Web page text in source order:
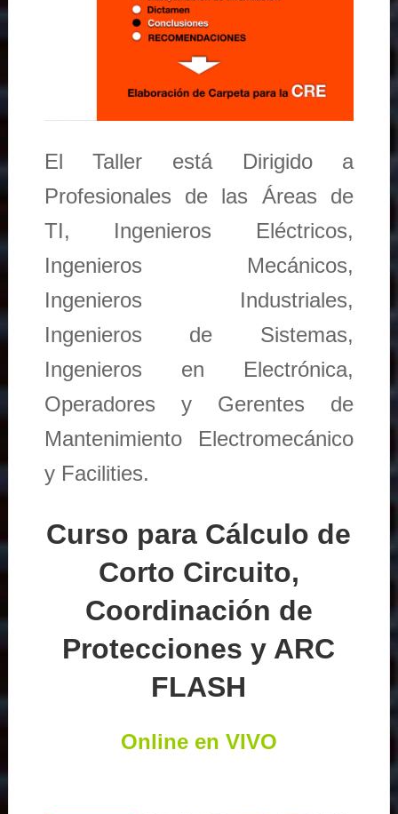
El Taller está Dirigido a
Profesionales de las Áreas de
TI, Ingenieros Eléctricos,
Ingenieros Mecánicos,
Ingenieros Industriales,
Ingenieros de Sistemas,
Ingenieros en Electrónica,
Operadores y Gerentes de
Mantenimiento Electromecánico
y Facilities.
Curso para Cálculo de
Corto Circuito,
Coordinación de
Protecciones y ARC
FLASH
Online en VIVO